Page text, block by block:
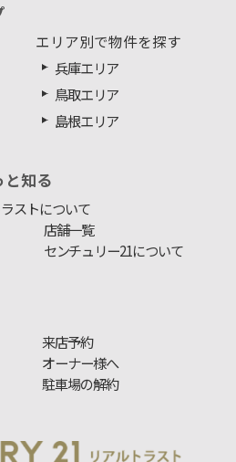
エリア別で物件を探す
兵庫エリア
鳥取エリア
島根エリア
と知る
ストについて
店舗一覧
センチュリー21について
来店予約
オーナー様へ
駐車場の解約